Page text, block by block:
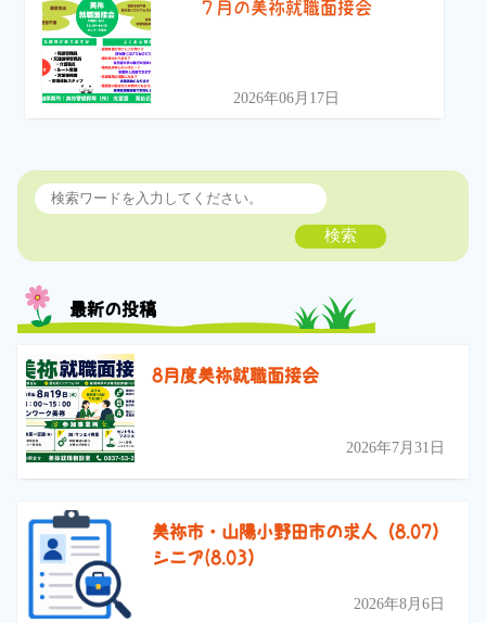
７月の美祢就職面接会
2026年06月17日
検索
最新の投稿
8月度美祢就職面接会
2026年7月31日
美祢市・山陽小野田市の求人（8.07）
シニア(8.03）
2026年8月6日